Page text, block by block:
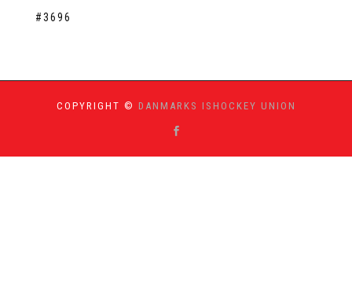
#3696
COPYRIGHT © DANMARKS ISHOCKEY UNION